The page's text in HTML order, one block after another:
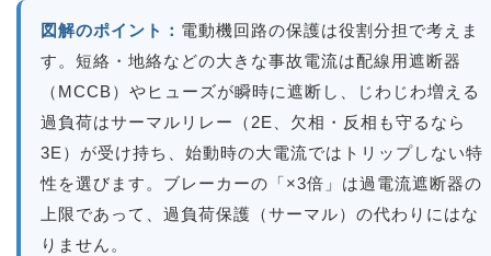
図解のポイント： 電動機回路の保護は役割分担で考えま
す。短絡・地絡などの大きな事故電流は配線用遮断器
（MCCB）やヒューズが瞬時に遮断し、じわじわ増える
過負荷はサーマルリレー（2E、欠相・反相も守るなら
3E）が受け持ち、始動時の大電流ではトリップしない特
性を選びます。ブレーカーの「×3倍」は過電流遮断器の
上限であって、過負荷保護（サーマル）の代わりにはな
りません。